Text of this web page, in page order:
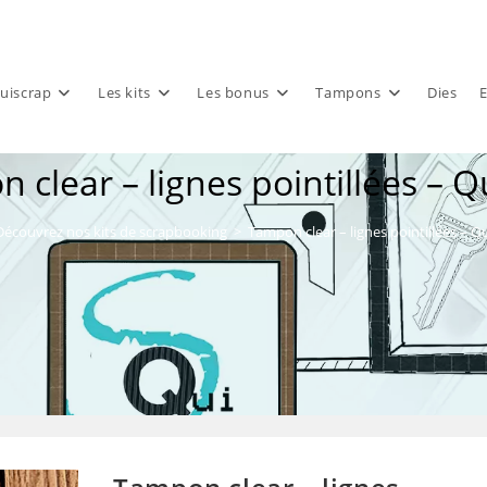
Les kits Les bonus Tampons Dies
clear – lignes pointillées –
nos kits de scrapbooking > Tampon clear – lignes pointillées –